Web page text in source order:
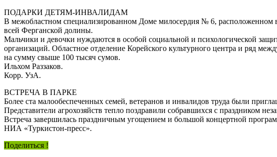
ПОДАРКИ ДЕТЯМ-ИНВАЛИДАМ
В межобластном специализированном Доме милосердия № 6, расположенном
всей Ферганской долины.
Мальчики и девочки нуждаются в особой социальной и психологической
организаций. Областное отделение Корейского культурного центра и ряд
на сумму свыше 100 тысяч сумов.
Ильхом Раззаков.
Корр. УзА.
ВСТРЕЧА В ПАРКЕ
Более ста малообеспеченных семей, ветеранов и инвалидов труда были
Представители агрохозяйств тепло поздравили собравшихся с праздником
Встреча завершилась праздничным угощением и большой концертной
НИА «Туркистон-пресс».
Поделиться !